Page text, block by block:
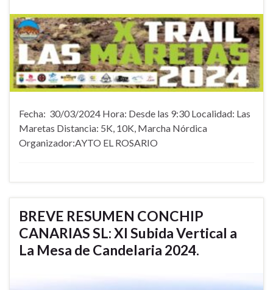
Fecha: 30/03/2024 Hora: Desde las 9:30 Localidad: Las
Maretas Distancia: 5K, 10K, Marcha Nórdica
Organizador:AYTO EL ROSARIO
BREVE RESUMEN CONCHIP
CANARIAS SL: XI Subida Vertical a
La Mesa de Candelaria 2024.